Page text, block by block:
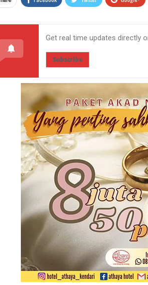
Get real time updates directly
Subscribe